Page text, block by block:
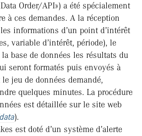
Order/API») a été spécialement
à ces demandes. A la réception
informations d’un point d’intérêt
variable d’intérêt, période), le
base de données les résultats du
seront formatés puis envoyés à
jeu de données demandé,
quelques minutes. La procédure
est détaillée sur le site web
).
est doté d’un système d’alerte